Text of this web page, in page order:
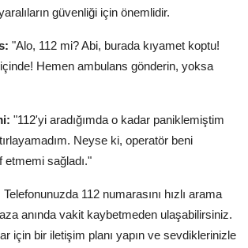
güvenliği için önemlidir.
"Alo, 112 mi? Abi, burada kıyamet koptu!
Hemen ambulans gönderin, yoksa
"112'yi aradığımda o kadar paniklemiştim
Neyse ki, operatör beni
sağladı."
Telefonunuzda 112 numarasını hızlı arama
anında vakit kaybetmeden ulaşabilirsiniz.
için bir iletişim planı yapın ve sevdiklerinizle